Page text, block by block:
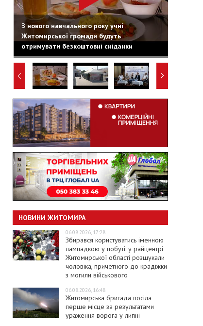
З нового навчального року учні
Житомирської громади будуть
отримувати безкоштовні сніданки
НОВИНИ ЖИТОМИРА
06.08.2026, 17:28
Збирався користуватись іменною
лампадкою у побуті: у райцентрі
Житомирської області розшукали
чоловіка, причетного до крадіжки
з могили військового
06.08.2026, 16:48
Житомирська бригада посіла
перше місце за результатами
ураження ворога у липні